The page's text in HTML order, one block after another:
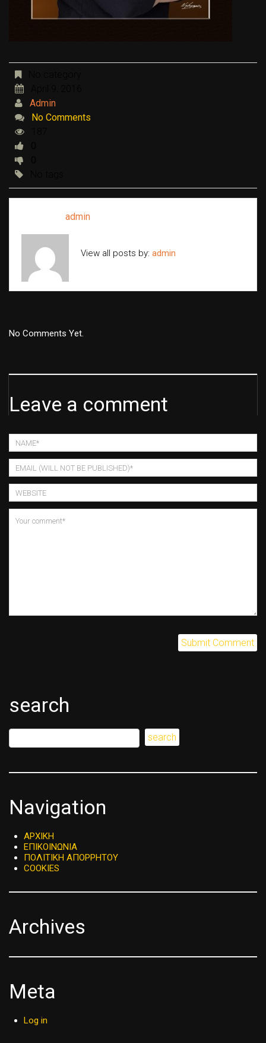
Admin
No Comments
admin
View all posts by: admin
No Comments Yet.
Leave a comment
search
Navigation
ΑΡΧΙΚΗ
ΕΠΙΚΟΙΝΩΝΙΑ
ΠΟΛΙΤΙΚΗ ΑΠΟΡΡΗΤΟΥ
COOKIES
Archives
Meta
Log in